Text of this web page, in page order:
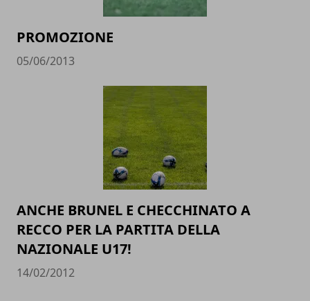
PROMOZIONE
05/06/2013
ANCHE BRUNEL E CHECCHINATO A
RECCO PER LA PARTITA DELLA
NAZIONALE U17!
14/02/2012